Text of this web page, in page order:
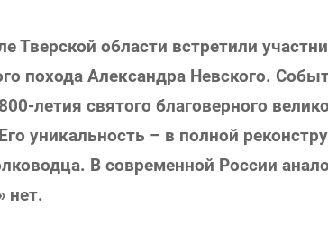
Тверской области встретили
похода Александра Невского.
летия святого благоверного
уникальность – в полной
В современной России
нет.